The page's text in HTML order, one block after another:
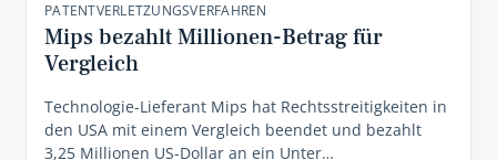
PATENTVERLETZUNGSVERFAHREN
Mips bezahlt Millionen-Betrag für
Vergleich
Technologie-Lieferant Mips hat Rechtsstreitigkeiten in
den USA mit einem Vergleich beendet und bezahlt
3,25 Millionen US-Dollar an ein Unter…